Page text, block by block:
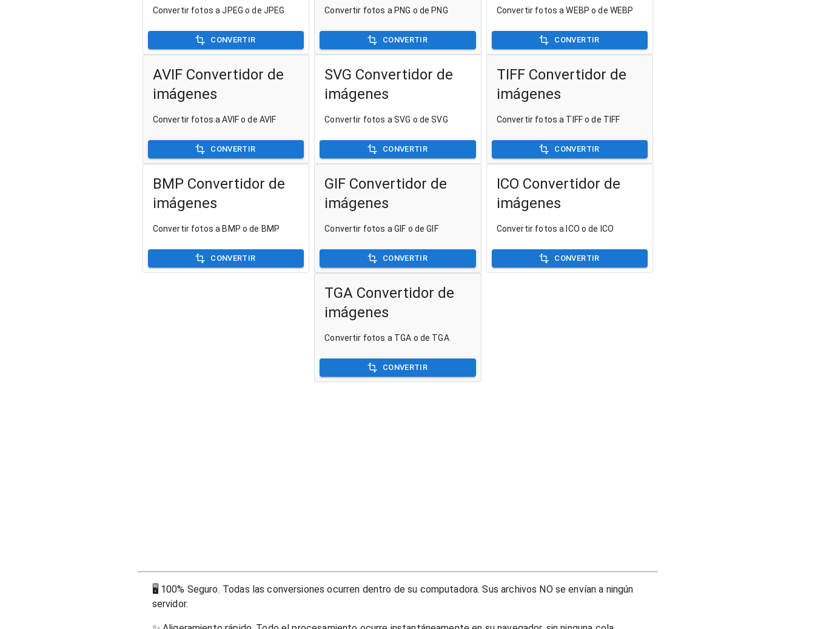
Convertir fotos a JPEG o de JPEG
CONVERTIR
Convertir fotos a PNG o de PNG
CONVERTIR
Convertir fotos a WEBP o de WEBP
CONVERTIR
AVIF Convertidor de
imágenes
Convertir fotos a AVIF o de AVIF
CONVERTIR
SVG Convertidor de
imágenes
Convertir fotos a SVG o de SVG
CONVERTIR
TIFF Convertidor de
imágenes
Convertir fotos a TIFF o de TIFF
CONVERTIR
BMP Convertidor de
imágenes
Convertir fotos a BMP o de BMP
CONVERTIR
GIF Convertidor de
imágenes
Convertir fotos a GIF o de GIF
CONVERTIR
ICO Convertidor de
imágenes
Convertir fotos a ICO o de ICO
CONVERTIR
TGA Convertidor de
imágenes
Convertir fotos a TGA o de TGA
CONVERTIR
🖥 100% Seguro. Todas las conversiones ocurren dentro de su computadora. Sus archivos NO se envían a ningún
servidor.